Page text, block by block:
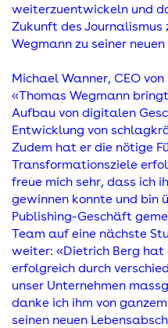
weiterzuentwickeln und
Zukunft des
Wegmann zu seiner
Michael Wanner, CEO
«Thomas Wegmann
Aufbau von digitalen
Entwicklung von
Zudem hat er die nötige
Transformationsziele
freue mich sehr, dass ich
gewinnen konnte und bin
Publishing-Geschäft
Team auf eine nächste
weiter: «Dietrich Berg hat
erfolgreich durch
unser Unternehmen
danke ich ihm von
seinen neuen